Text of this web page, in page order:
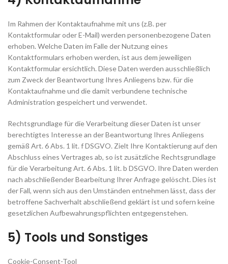
Im Rahmen der Kontaktaufnahme mit uns (z.B. per
Kontaktformular oder E-Mail) werden personenbezogene Daten
erhoben. Welche Daten im Falle der Nutzung eines
Kontaktformulars erhoben werden, ist aus dem jeweiligen
Kontaktformular ersichtlich. Diese Daten werden ausschließlich
zum Zweck der Beantwortung Ihres Anliegens bzw. für die
Kontaktaufnahme und die damit verbundene technische
Administration gespeichert und verwendet.
Rechtsgrundlage für die Verarbeitung dieser Daten ist unser
berechtigtes Interesse an der Beantwortung Ihres Anliegens
gemäß Art. 6 Abs. 1 lit. f DSGVO. Zielt Ihre Kontaktierung auf den
Abschluss eines Vertrages ab, so ist zusätzliche Rechtsgrundlage
für die Verarbeitung Art. 6 Abs. 1 lit. b DSGVO. Ihre Daten werden
nach abschließender Bearbeitung Ihrer Anfrage gelöscht. Dies ist
der Fall, wenn sich aus den Umständen entnehmen lässt, dass der
betroffene Sachverhalt abschließend geklärt ist und sofern keine
gesetzlichen Aufbewahrungspflichten entgegenstehen.
5) Tools und Sonstiges
Cookie-Consent-Tool